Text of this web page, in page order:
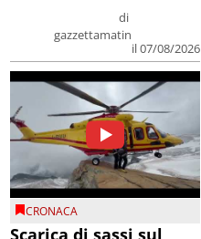
di
gazzettamatin
il 07/08/2026
CRONACA
Scarica di sassi sul